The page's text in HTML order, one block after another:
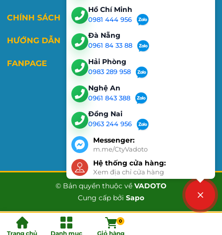
CHÍNH SÁCH
HƯỚNG DẪN
FANPAGE
© Bản quyền thuộc về VADOTO
Cung cấp bởi Sapo
Trang chủ Danh mục
0
Giỏ hàng
Hồ Chí Minh
0981 444 956
Đà Nẵng
0961 84 33 88
Hải Phòng
0983 289 958
Nghệ An
0961 843 388
Đồng Nai
0963 244 956
Messenger:
m.me/CtyVadoto
Hệ thống cửa hàng:
Xem địa chỉ cửa hàng
Liên hệ